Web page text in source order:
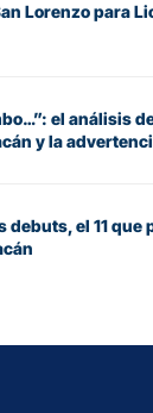
Lorenzo para
el análisis
y la
debuts, el 11 que